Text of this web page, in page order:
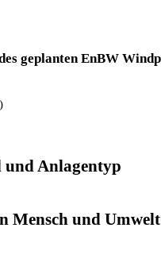
geplanten EnBW
und Anlagentyp
Mensch und Umwelt